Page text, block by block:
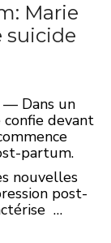
Marie
suicide
— Dans un
devant
partum.
nouvelles
post-
…